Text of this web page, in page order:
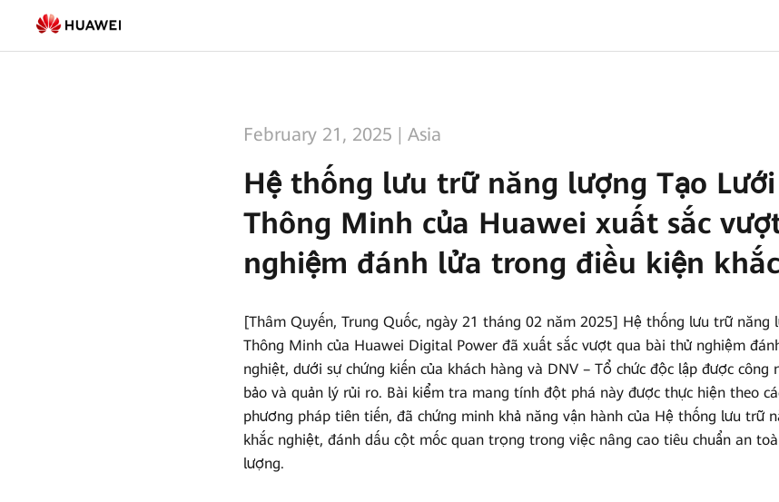
Hệ
thống
February 21, 2025 | Asia
Hệ thống lưu trữ năng lượng Tạo
Thông Minh của Huawei xuất sắc
nghiệm đánh lửa trong điều kiện
[Thâm Quyến, Trung Quốc, ngày 21 tháng 02 năm 2025] Hệ thống lưu trữ năng
Thông Minh của Huawei Digital Power đã xuất sắc vượt qua bài thử nghiệm
nghiệt, dưới sự chứng kiến của khách hàng và DNV – Tổ chức độc lập được công
bảo và quản lý rủi ro. Bài kiểm tra mang tính đột phá này được thực hiện theo
phương pháp tiên tiến, đã chứng minh khả năng vận hành của Hệ thống lưu trữ
khắc nghiệt, đánh dấu cột mốc quan trọng trong việc nâng cao tiêu chuẩn an
lượng.